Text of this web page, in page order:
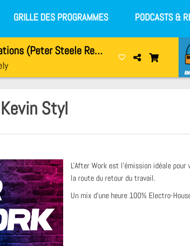
GRILLE DES PROGRAMMES PODCASTS &
Reincarnations (Peter Steele Remix)
Styl
L'After Work est l'émission idéale pour
la route du retour du travail.
Un mix d'une heure 100% Electro-